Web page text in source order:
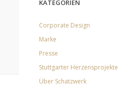
KATEGORIEN
Corporate Design
Marke
Presse
Stuttgarter Herzensprojekte
Über Schatzwerk